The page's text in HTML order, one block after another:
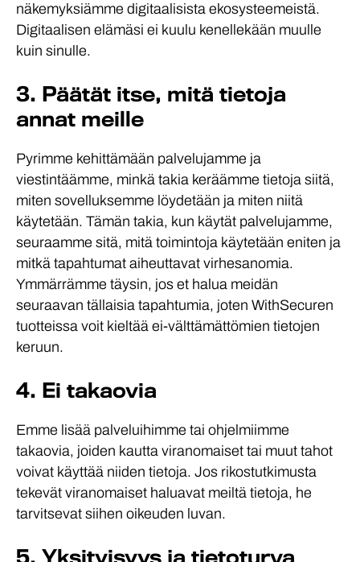
näkemyksiämme digitaalisista eko­systeemeistä.
Digitaalisen elämäsi ei kuulu kenellekään muulle
kuin sinulle.
3. Päätät itse, mitä tietoja
annat meille
Pyrimme kehittämään palvelujamme ja
viestintäämme, minkä takia keräämme tietoja siitä,
miten sovelluksemme löydetään ja miten niitä
käytetään. Tämän takia, kun käytät palvelujamme,
seuraamme sitä, mitä toimintoja käytetään eniten ja
mitkä tapahtumat aiheuttavat virhesanomia.
Ymmärrämme täysin, jos et halua meidän
seuraavan tällaisia tapahtumia, joten WithSecuren
tuotteissa voit kieltää ei-välttämättömien tietojen
keruun.
4. Ei takaovia
Emme lisää palveluihimme tai ohjelmiimme
takaovia, joiden kautta viranomaiset tai muut tahot
voivat käyttää niiden tietoja. Jos rikos­tutkimusta
tekevät viranomaiset haluavat meiltä tietoja, he
tarvitsevat siihen oikeuden luvan.